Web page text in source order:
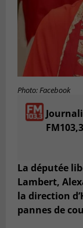
Photo: Facebook
FM103,3
La députée
Lambert,
la direction
pannes de